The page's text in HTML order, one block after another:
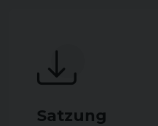
Satzung